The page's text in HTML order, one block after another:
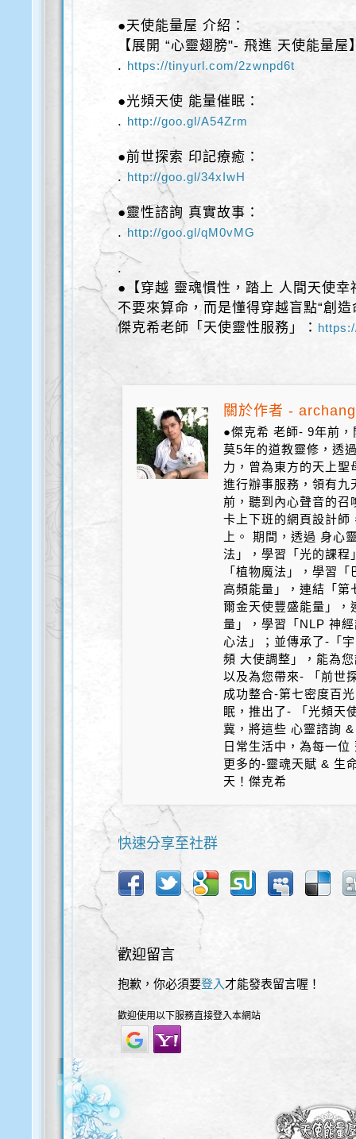
●天使能量屋 介紹：
【展開 “心靈翅膀"- 飛進 天使能量屋
. https://tinyurl.com/2zwnpd6t
●光頻天使 能量催眠：
. http://goo.gl/A54Zrm
●前世探索 印記療癒：
. http://goo.gl/34xIwH
●靈性諮詢 真實故事：
. http://goo.gl/qM0vMG
.
●【穿越 靈魂慣性，踏上 人間天使幸
不要來算命，而是懂得穿越盲點“創造
傑克希老師「天使靈性服務」：
關於作者 -
●傑克希 老師- 9年前
莫5年的道教靈修，透
力，曾為東方的天上
進行辦事服務，領有
前，聽到內心聲音的召
卡上下班的網頁設計師
上。 期間，透過 身心
法」，學習「光的課程
「植物魔法」，學習
高頻能量」，連結「第
爾金天使豐盛能量」，
量」，學習「NLP 神
心法」；並傳承了-「
頻 大使調整」，能為
以及為您帶來- 「前世
成功整合-第七密度百
眠，推出了- 「光頻天
冀，將這些 心靈諮詢
日常生活中，為每一
更多的-靈魂天賦 & 生
天！傑克希
快速分享至社群
歡迎留言
抱歉，你必須要登入 才能發表留言喔！
歡迎使用以下服務直接登入本網站